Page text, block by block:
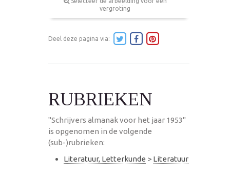
vergroting
Deel deze pagina via:
RUBRIEKEN
"Schrijvers almanak voor het jaar 1953"
is opgenomen in de volgende
(sub-)rubrieken:
Literatuur, Letterkunde > Literatuur